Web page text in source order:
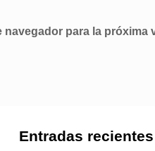
para la próxima
Entradas recientes